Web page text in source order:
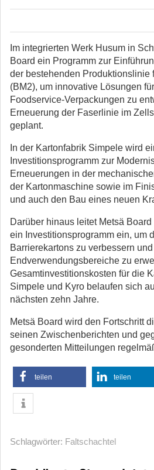
Im integrierten Werk Husum in
Board ein Programm zur
der bestehenden Produktionslinie
(BM2), um innovative Lösungen
Foodservice-Verpackungen zu
Erneuerung der Faserlinie im
geplant.
In der Kartonfabrik Simpele wird
Investitionsprogramm zur
Erneuerungen in der
der Kartonmaschine sowie im
und auch den Bau eines neuen
Darüber hinaus leitet Metsä
ein Investitionsprogramm ein, um
Barrierekartons zu verbessern
Endverwendungsbereiche zu
Gesamtinvestitionskosten für die
Simpele und Kyro belaufen sich
nächsten zehn Jahre.
Metsä Board wird den Fortschritt
seinen Zwischenberichten und
gesonderten Mitteilungen
teilen teilen
Schlagwörter: Faltschachtel